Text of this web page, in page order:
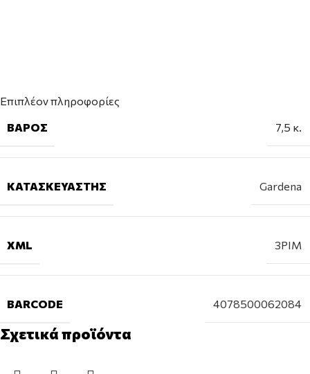
Επιπλέον πληροφορίες
ΒΆΡΟΣ
7,5 κ.
ΚΑΤΑΣΚΕΥΑΣΤΉΣ Gardena
XML 3PIM
BARCODE 4078500062084
Σχετικά προϊόντα